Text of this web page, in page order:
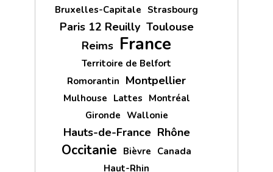
Bruxelles-Capitale Strasbourg
Paris 12 Reuilly Toulouse
Reims France
Territoire de Belfort
Romorantin Montpellier
Mulhouse Lattes Montréal
Gironde Wallonie
Hauts-de-France Rhône
Occitanie Bièvre Canada
Haut-Rhin